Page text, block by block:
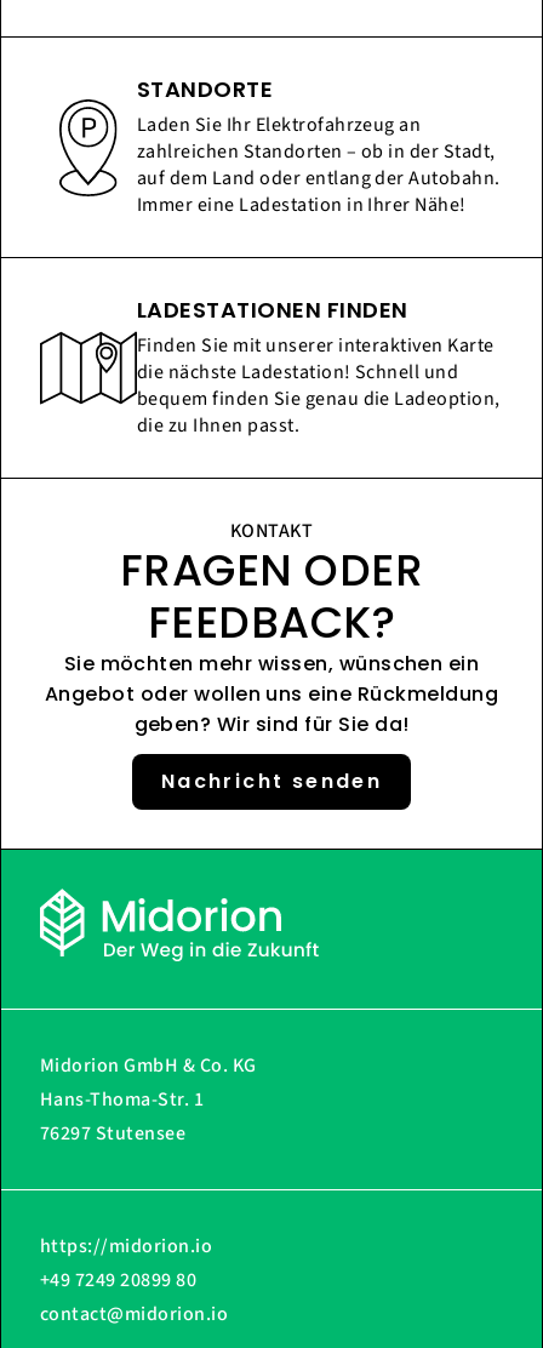
STANDORTE
Laden Sie Ihr Elektrofahrzeug an
zahlreichen Standorten – ob in der Stadt,
auf dem Land oder entlang der Autobahn.
Immer eine Ladestation in Ihrer Nähe!
LADESTATIONEN FINDEN
Finden Sie mit unserer interaktiven Karte
die nächste Ladestation! Schnell und
bequem finden Sie genau die Ladeoption,
die zu Ihnen passt.
KONTAKT
FRAGEN ODER
FEEDBACK?
Sie möchten mehr wissen, wünschen ein
Angebot oder wollen uns eine Rückmeldung
geben? Wir sind für Sie da!
Nachricht senden
Midorion GmbH & Co. KG
Hans-Thoma-Str. 1
76297 Stutensee
https://midorion.io
+49 7249 20899 80
contact@midorion.io